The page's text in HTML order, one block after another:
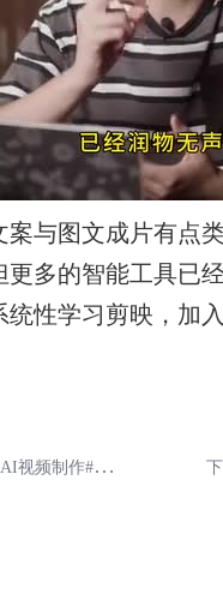
与图文成片有点
多的智能工具已
性学习剪映，加
上
一篇：如何用AI做动画片完整教程#AI视频制作#AI动画#AI剪辑